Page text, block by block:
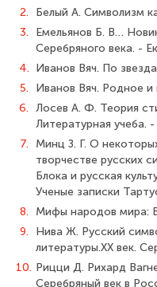
2.
Белый А. Символизм
3.
Емельянов Б. В…
Серебряного века. -
4. Иванов Вяч. По
5.
Иванов Вяч. Родное
6. Лосев А. Ф. Теория
Литературная
7.
Минц З. Г. О
творчестве русских
Блока и русская
Ученые записки
8.
Мифы народов мира:
9.
Нива Ж. Русский
литературы.XX век.
10. Рицци Д. Рихард
Серебряный век в